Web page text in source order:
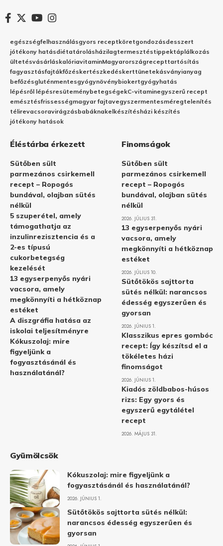
egészségfelhasználásgyors receptköretgondozásdesszert
jótékony hatásdiétatárolásházilagtermesztéstippektáplálkozás
ültetésvásárláskalóriavitaminMagyarországrecepttartósítás
fagyasztásfajtákfőzéskertészkedéskerttünetekásványianyag
befőzésgluténmentesgyógynövénybiokertgyógyhatás
lépésről lépésresüteménybetegségekC-vitaminegyszerű recept
emésztésfrissességmagyar fajtavegyszermentesméregtelenítés
télirevacsoravirágzásbabáknakelkészítésházi készítés
jótékony hatások
Éléstárba érkezett
Sütőben sült
parmezános csirkemell
recept – Ropogós
bundával, olajban sütés
nélkül
5 szuperétel, amely
támogathatja az
inzulinrezisztencia és a
2-es típusú
cukorbetegség
kezelését
13 egyserpenyős nyári
vacsora, amely
megkönnyíti a hétköznap
estéket
A diszgráfia hatása az
iskolai teljesítményre
Kókuszolaj: mire
figyeljünk a
fogyasztásánál és
használatánál?
Finomságok
Sütőben sült
parmezános csirkemell
recept – Ropogós
bundával, olajban sütés
nélkül
2026. JÚLIUS 31.
13 egyserpenyős nyári
vacsora, amely
megkönnyíti a hétköznap
estéket
2026. JÚLIUS 10.
Sütőtökös sajttorta
sütés nélkül: narancsos
édesség egyszerűen és
gyorsan
2026. JÚNIUS 1.
Klasszikus epres gombóc
recept: Így készítsd el a
tökéletes házi
finomságot
2026. JÚNIUS 1.
Kiadós zöldbabos-húsos
rizs: Egy gyors és
egyszerű egytálétel
recept
2026. MÁJUS 31.
Gyümölcsök
Kókuszolaj: mire figyeljünk a
fogyasztásánál és használatánál?
2026. JÚNIUS 1.
Sütőtökös sajttorta sütés nélkül:
narancsos édesség egyszerűen és
gyorsan